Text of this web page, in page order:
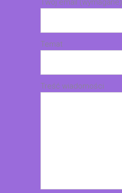
Twój email (wymagane)
Temat
Treść wiadomości